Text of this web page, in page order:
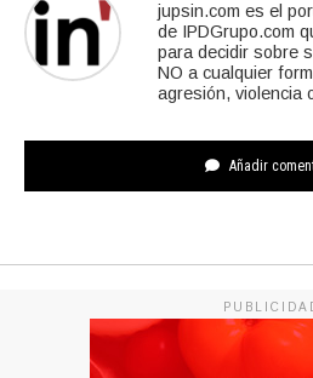
jupsin.com es el
de IPDGrupo.com
para decidir sobre
NO a cualquier
agresión, violencia
Añadir